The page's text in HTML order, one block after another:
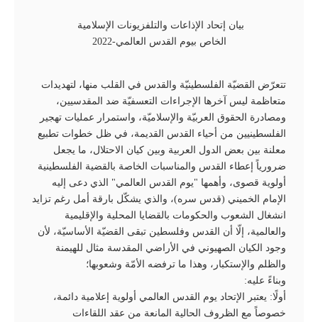
بيان إتحاد الإذاعات والتلفزيونات الإسلامية
الخاص بيوم القدس العالمي-2022
تتعرّض القضيّة الفلسطينيّة والقدس في القلب منها، لتهديدات
متعاظمة ليس آخرها الإجراءات التعسفيّة ضد المقدسيين،
ومصادرة الحقوق العربيّة والإسلاميّة، واستمرار عمليات تهجير
الفلسطينيين من أحياء القدس القديمة، في ظل خطوات تطبيع
معلنة بين بعض الدول العربية وبين كيان الاحتلال، ما يجعل
ضرورياً إعطاء القدس والمناسبات الخاصة بالقضية الفلسطينية
أولوية قصوى، وأهمها "يوم القدس العالمي" الذي دعى إليه
الإمام الخميني (قدس سره)، والذي يشكّل بارقة أمل رغم تزايد
انشغال الشعوب والحكومات بالقضايا المحلية والإقليمية
والعالمية، إلّا أن القدس وفلسطين تبقى القضيّة الأساسيّة، لأن
وجود الكيان الصهيوني في الأراضي المقدسة مثال للهيمنة
والظلم والإستكبار، وهذا ما ترفضه الأمّة وشعوبها؛
وبناءً عليه:
أولًا: يعتبر الإتحاد يوم القدس العالمي أولوية إعلامية دائمة،
خصوصاً مع الظروف الحالية المانعة من عقد اللقاءات